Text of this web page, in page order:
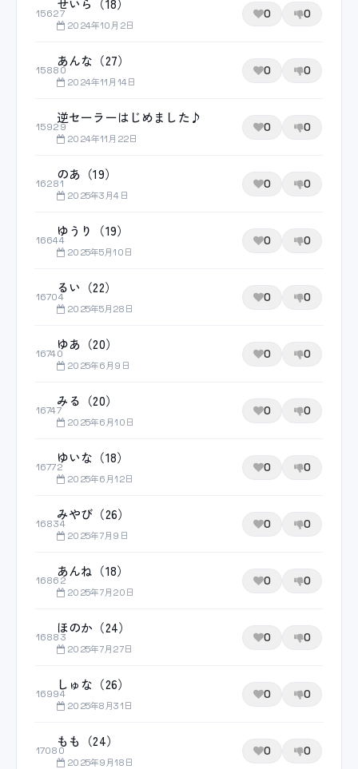
15627
せいら（18）
2024年10月2日
0 0
15880
あんな（27）
2024年11月14日
0 0
15929
逆セーラーはじめました♪
2024年11月22日
0 0
16281
のあ（19）
2025年3月4日
0 0
16644
ゆうり（19）
2025年5月10日
0 0
16704
るい（22）
2025年5月28日
0 0
16740
ゆあ（20）
2025年6月9日
0 0
16747
みる（20）
2025年6月10日
0 0
16772
ゆいな（18）
2025年6月12日
0 0
16834
みやび（26）
2025年7月9日
0 0
16862
あんね（18）
2025年7月20日
0 0
16883
ほのか（24）
2025年7月27日
0 0
16994
しゅな（26）
2025年8月31日
0 0
17080
もも（24）
2025年9月18日
0 0